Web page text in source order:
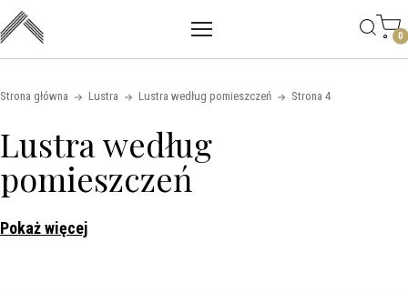
Skip to content
Main mobile navigation
0
Strona główna Lustra Lustra według pomieszczeń Strona 4
Lustra według
pomieszczeń
Pokaż więcej